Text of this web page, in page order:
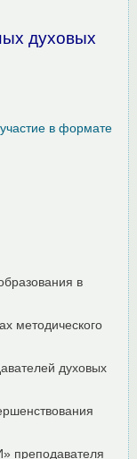
духовых
в формате
в
методического
духовых
преподавателя